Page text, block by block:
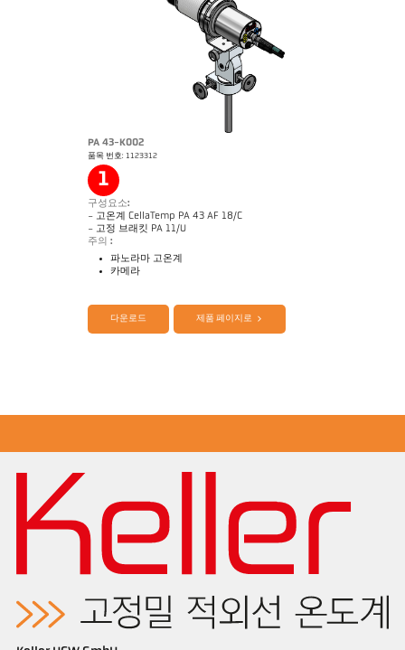
PA 43-K002
품목 번호: 1123312
1
구성요소:
- 고온계 CellaTemp PA 43 AF 18/C
- 고정 브래킷 PA 11/U
주의 :
파노라마 고온계
카메라
제품 카다로그 Cellatemp PA
Application Note 측정 에서 filaments
다운로드 제품 페이지로